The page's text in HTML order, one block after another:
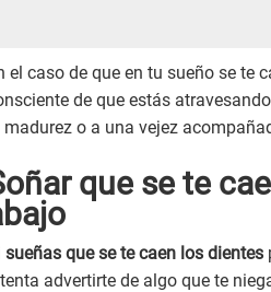
el caso de que en tu sueño se te
de que estás
madurez o a una vejez
que se te
sueñas que se te caen los dientes
advertirte de algo que te